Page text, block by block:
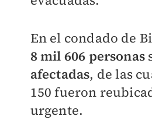
En el condado de
8 mil 606 personas
afectadas, de las
150 fueron
urgente.